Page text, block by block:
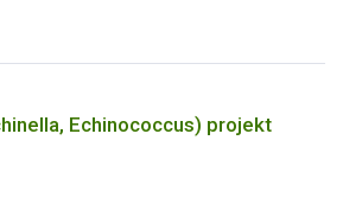
Echinococcus) projekt